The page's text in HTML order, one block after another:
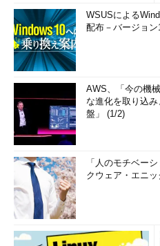
WSUSによる
配布－バージョン
AWS、「今の機
な進化を取り込
盤」 (1/2)
「人のモチベー
クウェア・エニ